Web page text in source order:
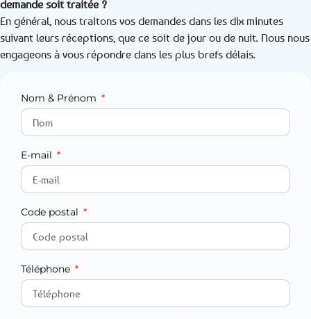
demande soit traitée ?
En général, nous traitons vos demandes dans les dix minutes
suivant leurs réceptions, que ce soit de jour ou de nuit. Nous nous
engageons à vous répondre dans les plus brefs délais.
Nom & Prénom
E-mail
Code postal
Téléphone